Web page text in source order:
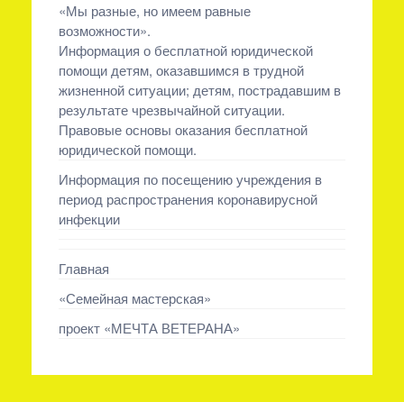
«Мы разные, но имеем равные
возможности».
Информация о бесплатной юридической
помощи детям, оказавшимся в трудной
жизненной ситуации; детям, пострадавшим в
результате чрезвычайной ситуации.
Правовые основы оказания бесплатной
юридической помощи.
Информация по посещению учреждения в
период распространения коронавирусной
инфекции
Главная
«Семейная мастерская»
проект «МЕЧТА ВЕТЕРАНА»